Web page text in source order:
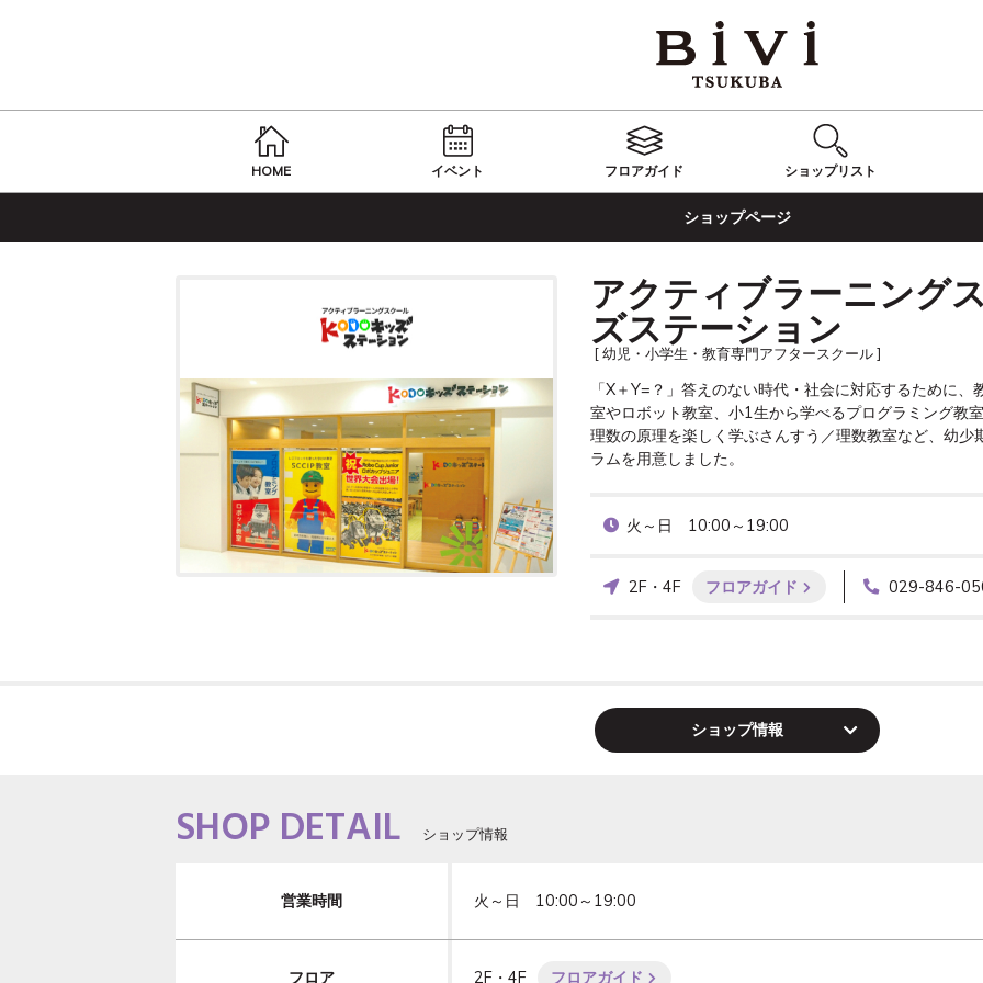
HOME イベント フロアガイド ショップリスト
ショップページ
アクティブラーニング
ズステーション
[ 幼児・小学生・教育専門アフタースクール ]
「X＋Y=？」答えのない時代・社会に対応するために
室やロボット教室、小1生から学べるプログラミング教
理数の原理を楽しく学ぶさんすう／理数教室など、幼
ラムを用意しました。
火～日　10:00～19:00
2F・4F フロアガイド 029-846-
ショップ情報
SHOP DETAIL ショップ情報
営業時間 火～日　10:00～19:00
フロア 2F・4F フロアガイド